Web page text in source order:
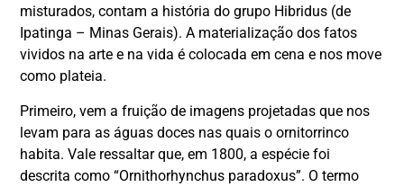
misturados, contam a história do grupo Hibridus (de
Ipatinga – Minas Gerais). A materialização dos fatos
vividos na arte e na vida é colocada em cena e nos move
como plateia.
Primeiro, vem a fruição de imagens projetadas que nos
levam para as águas doces nas quais o ornitorrinco
habita. Vale ressaltar que, em 1800, a espécie foi
descrita como “Ornithorhynchus paradoxus”. O termo